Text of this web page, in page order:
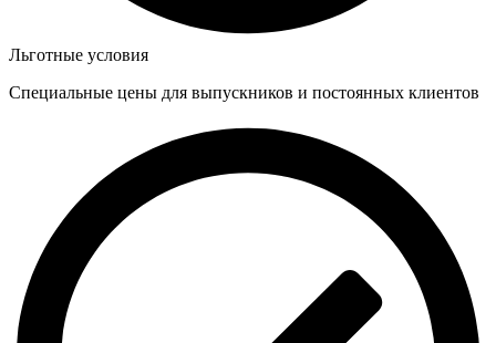
Льготные условия
Специальные цены для выпускников и постоянных клиентов